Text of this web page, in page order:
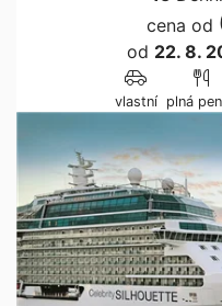
cena od
od 22. 8.
vlastní plná